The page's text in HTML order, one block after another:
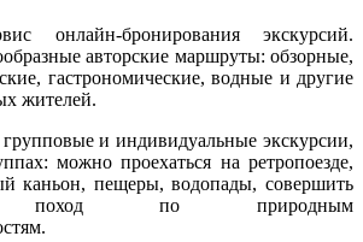
онлайн-бронирования экскурсий.
авторские маршруты: обзорные,
гастрономические, водные и другие
жителей.
групповые и индивидуальные экскурсии,
можно проехаться на ретропоезде,
каньон, пещеры, водопады, совершить
поход по природным